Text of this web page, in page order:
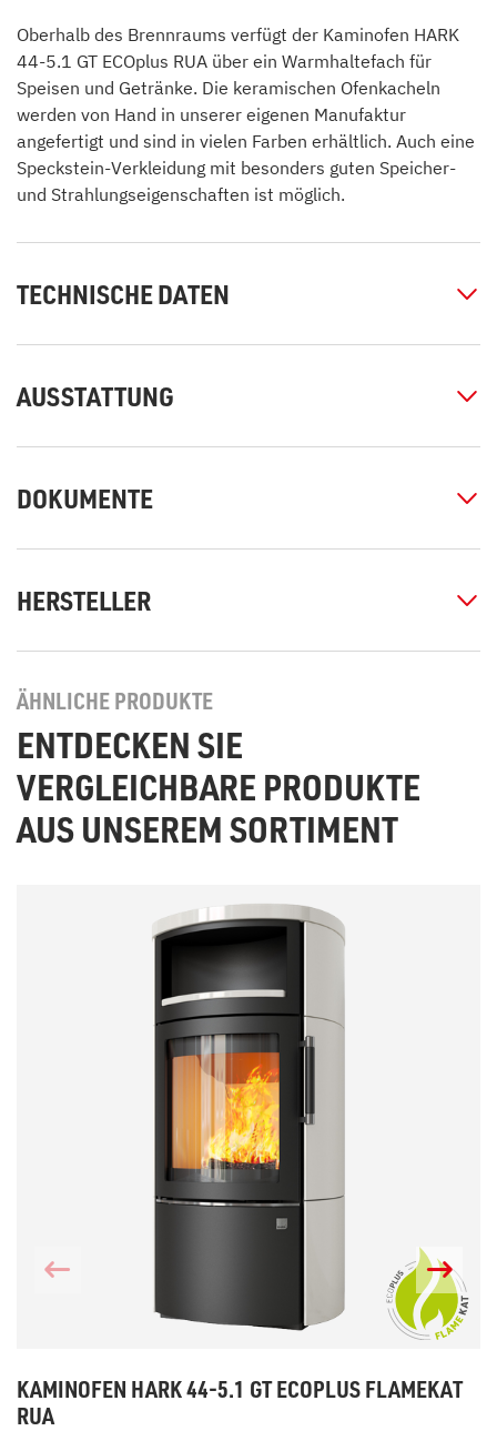
Oberhalb des Brennraums verfügt der Kaminofen HARK
44-5.1 GT ECOplus RUA über ein Warmhaltefach für
Speisen und Getränke. Die keramischen Ofenkacheln
werden von Hand in unserer eigenen Manufaktur
angefertigt und sind in vielen Farben erhältlich. Auch eine
Speckstein-Verkleidung mit besonders guten Speicher-
und Strahlungseigenschaften ist möglich.
TECHNISCHE DATEN
AUSSTATTUNG
DOKUMENTE
HERSTELLER
ÄHNLICHE PRODUKTE
ENTDECKEN SIE
VERGLEICHBARE PRODUKTE
AUS UNSEREM SORTIMENT
KAMINOFEN HARK 44-5.1 GT ECOPLUS FLAMEKAT
RUA